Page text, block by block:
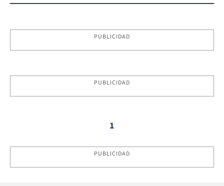
PUBLICIDAD
PUBLICIDAD
1
PUBLICIDAD